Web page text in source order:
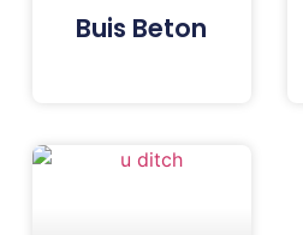
Buis Beton